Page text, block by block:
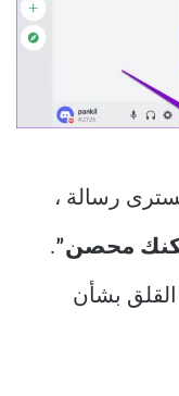
رسالة ،
محصن”.
بشأن